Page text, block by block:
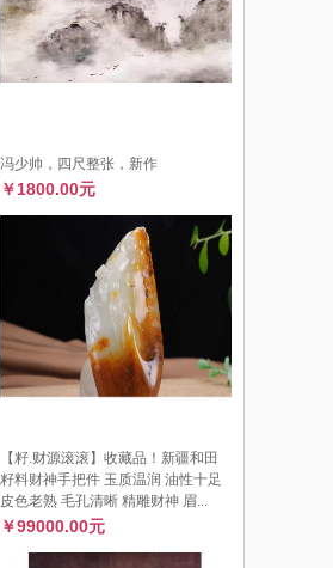
冯少帅，四尺整张，新作
￥1800.00元
【籽.财源滚滚】收藏品！新疆和田
籽料财神手把件 玉质温润 油性十足
皮色老熟 毛孔清晰 精雕财神 眉...
￥99000.00元